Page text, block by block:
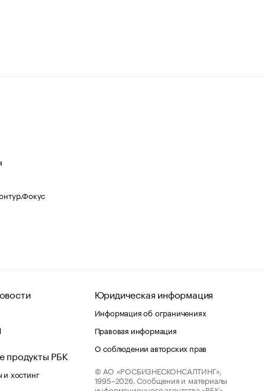
продукты РБК
хостинг
Юридическая информация
Информация об ограничениях
Правовая информация
О соблюдении авторских прав
© АО «РОСБИЗНЕСКОНСАЛТИНГ»,
1995–2026. Сообщения и материалы